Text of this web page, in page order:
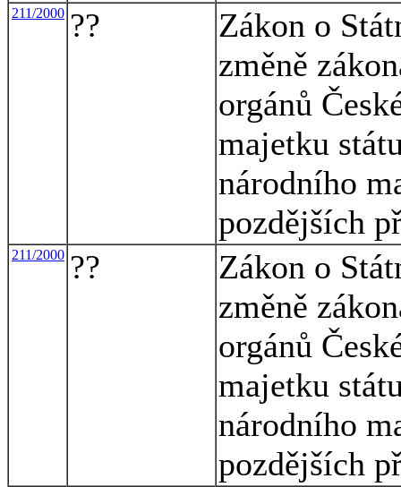
211/2000 ??
Zákon o
změně
orgánů
majetku
národního
pozdějších
211/2000 ??
Zákon o
změně
orgánů
majetku
národního
pozdějších